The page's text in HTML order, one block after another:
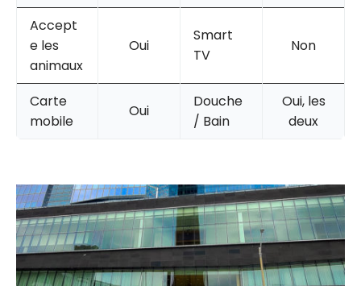
Accept
e les
animaux
Oui
Smart
TV
Non
Carte
mobile
Oui
Douche
/ Bain
Oui, les
deux